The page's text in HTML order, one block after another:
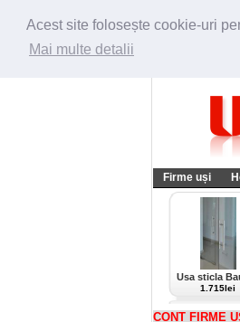
Acest site folosește cookie-uri
Mai multe detalii
Firme uși
Usa sticla
1.715lei
CONT FIRME